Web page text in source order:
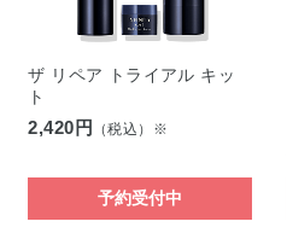
ザ リペア トライアル キッ
ト
2,420円 （税込）※
予約受付中